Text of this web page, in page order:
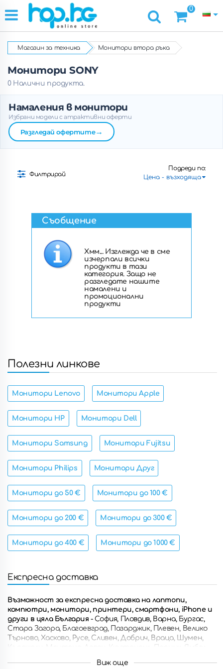
0
Магазин за техника Монитори втора ръка
Монитори SONY
0 Налични продукта.
Намаления в монитори
Избрани модели с атрактивни оферти
Разгледай офертите→
Филтрирай
Подреди по:
Съобщение
Хмм... Изглежда че в сме
изчерпали всички
продукти в тази
категория. Защо не
разгледате нашите
намалени и
промоционални
продукти
Полезни линкове
Монитори Lenovo Монитори Apple
Монитори HP Монитори Dell
Монитори Samsung Монитори Fujitsu
Монитори Philips Монитори Друг
Монитори до 50 € Монитори до 100 €
Монитори до 200 € Монитори до 300 €
Монитори до 400 € Монитори до 1000 €
Експресна доставка
Възможност за експресна доставка на лаптопи,
компютри, монитори, принтери, смартфони, iPhone и
други в цяла България - София, Пловдив, Варна, Бургас,
Стара Загора, Благоевград, Пазарджик, Плевен, Велико
Търново, Хасково, Русе, Сливен, Добрич, Враца, Шумен,
Кърджали, Монтана, Ловеч, Кюстендил, Перник, Ямбол,
Троян, Ботевград, Ямбол, Свищов, Дупница, Горна
Виж още